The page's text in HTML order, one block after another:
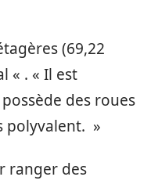
(69,22
« . « Il est
des roues
polyvalent. »
ranger des